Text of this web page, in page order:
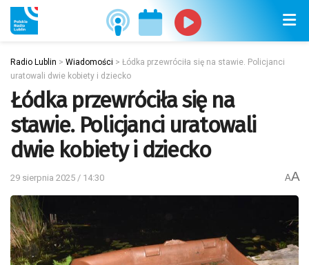
Radio Lublin > Wiadomości > Łódka przewróciła się na stawie. Policjanci
uratowali dwie kobiety i dziecko
Łódka przewróciła się na
stawie. Policjanci uratowali
dwie kobiety i dziecko
29 sierpnia 2025 / 14:30 AA